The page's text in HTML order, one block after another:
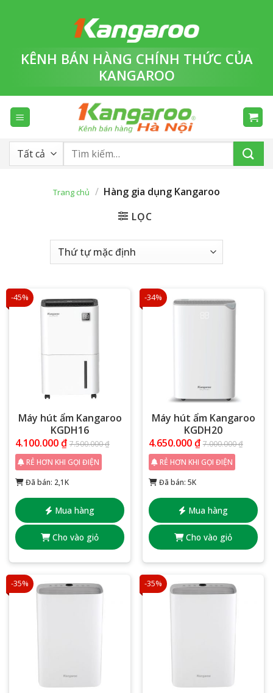
dungKÊNH BÁN HÀNG CHÍNH THỨC CỦA
KANGAROO
Tìm
Trang chủ / Hàng gia dụng Kangaroo
LỌC
-45%
Máy hút ẩm Kangaroo
KGDH16
4.100.000₫ 7.500.000₫
Mua hàng
Cho vào giỏ
RẺ HƠN KHI GỌI ĐIỆN
Đã bán: 2,1K
-34%
Máy hút ẩm Kangaroo
KGDH20
4.650.000₫ 7.000.000₫
Mua hàng
Cho vào giỏ
RẺ HƠN KHI GỌI ĐIỆN
Đã bán: 5K
-35% -35%